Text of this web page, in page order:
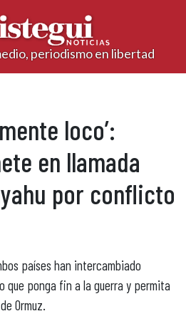
periodismo en libertad
loco’:
en llamada
por conflicto
países han intercambiado
que ponga fin a la guerra y permita
Ormuz.